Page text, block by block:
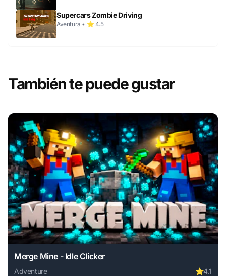
Supercars Zombie Driving
Aventura • ⭐ 4.5
También te puede gustar
Merge Mine - Idle Clicker
Adventure ⭐4.1